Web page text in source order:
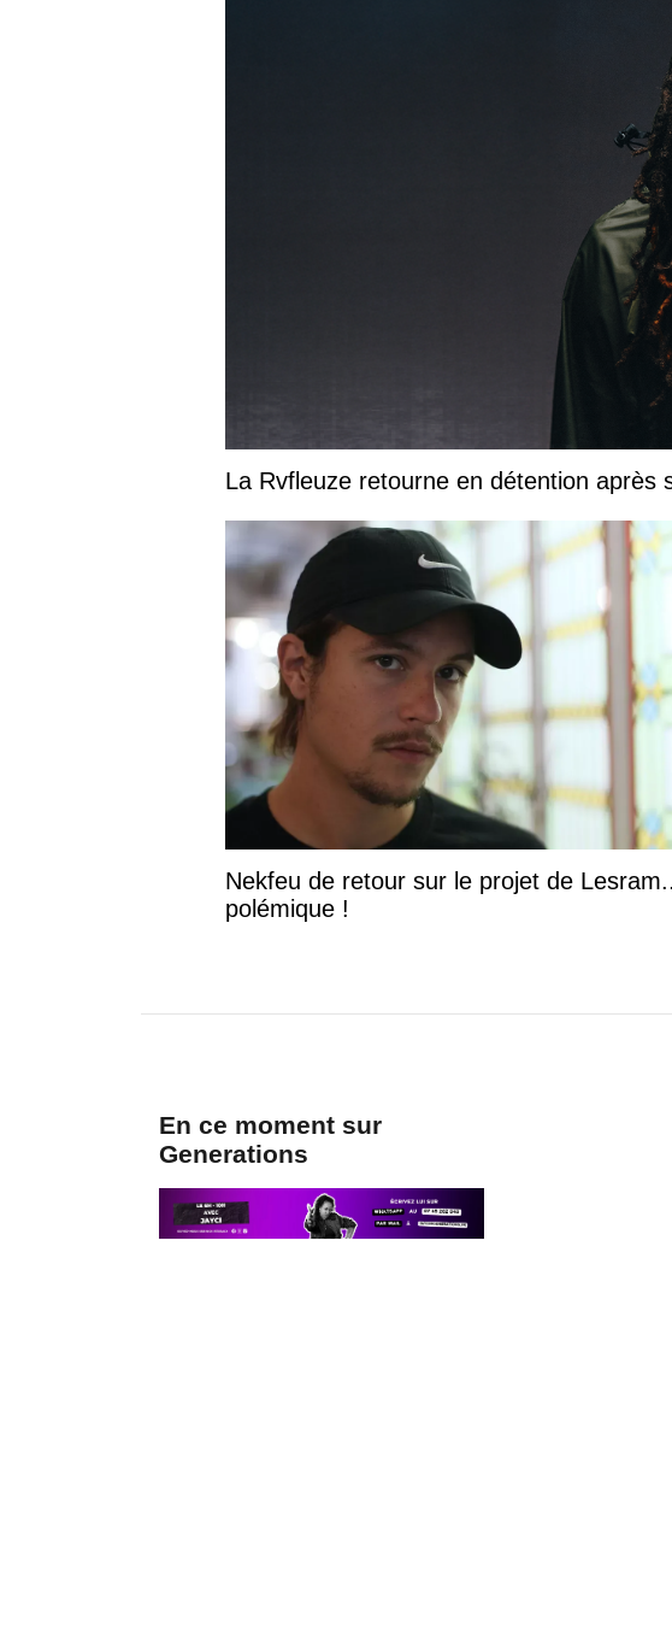
La Rvfleuze retourne en détention après
Nekfeu de retour sur le projet de
polémique !
En ce moment sur
Generations